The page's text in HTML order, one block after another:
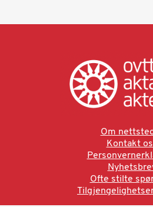
Om
Kontakt
Ofte stilte